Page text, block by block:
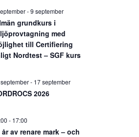
-9 september
grundkurs i
med
till Certifiering
Nordtest – SGF kurs
- 17 september
2026
- 17:00
år av renare mark – och